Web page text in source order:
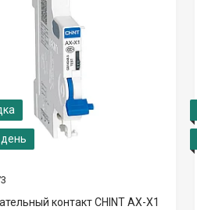
контакт CHINT AX-X1